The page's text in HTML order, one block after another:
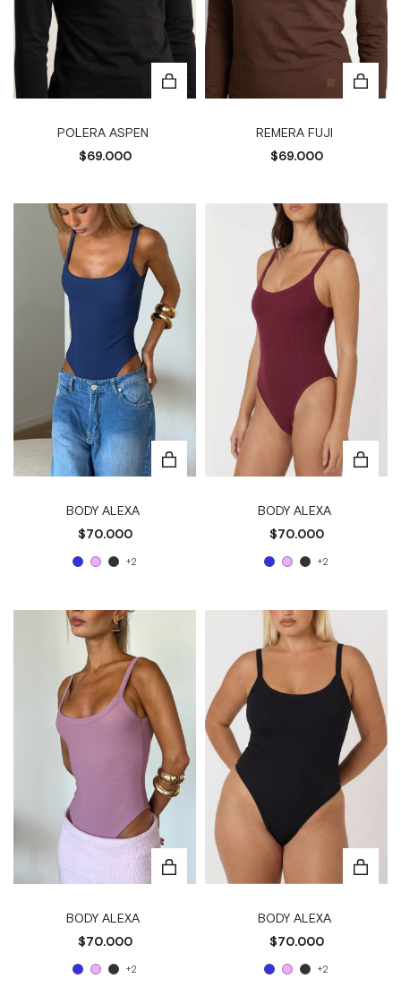
POLERA ASPEN
$69.000
REMERA FUJI
$69.000
BODY ALEXA
$70.000
+2
BODY ALEXA
$70.000
+2
BODY ALEXA
$70.000
+2
BODY ALEXA
$70.000
+2